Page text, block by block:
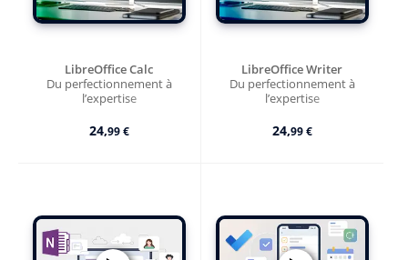
LibreOffice Calc
Du perfectionnement à
l’expertise
24,99 €
LibreOffice Writer
Du perfectionnement à
l’expertise
24,99 €